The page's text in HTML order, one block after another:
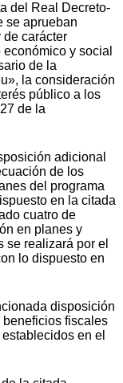
del Real Decreto-
se aprueban
de carácter
y social
de la
la consideración
público a los
de la
adicional
de los
del programa
en la citada
cuatro de
en planes y
se realizará por el
lo dispuesto en
disposición
fiscales
en el